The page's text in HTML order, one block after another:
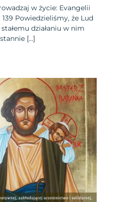
w życie: Evangelii
Powiedzieliśmy, że Lud
działaniu w nim
[…]